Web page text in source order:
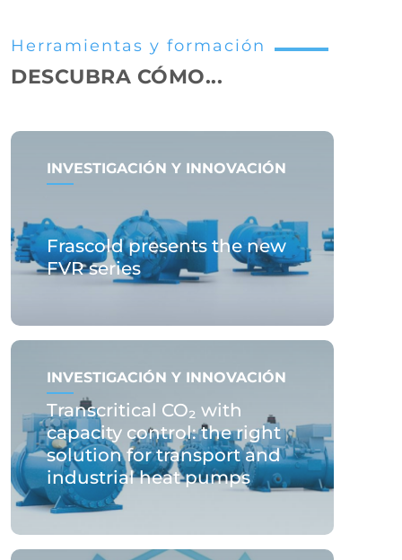
Herramientas y formación
DESCUBRA CÓMO...
INVESTIGACIÓN Y INNOVACIÓN
Frascold presents the new
FVR series
INVESTIGACIÓN Y INNOVACIÓN
Transcritical CO₂ with
capacity control: the right
solution for transport and
industrial heat pumps